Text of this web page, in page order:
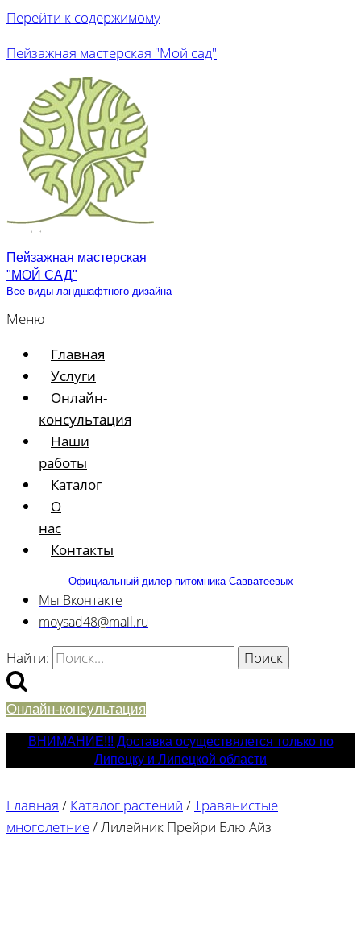
Перейти к содержимому
Пейзажная мастерская "Мой сад"
Пейзажная мастерская
"МОЙ САД"
Все виды ландшафтного дизайна
Меню
Главная
Услуги
Онлайн-
консультация
Наши
работы
Каталог
О
нас
Контакты
Официальный дилер питомника Савватеевых
Мы Вконтакте
moysad48@mail.ru
Найти:
Онлайн-консультация
ВНИМАНИЕ!!! Доставка осуществялется только по
Липецку и Липецкой области
Главная / Каталог растений /Травянистые
многолетние/Лилейник Прейри Блю Айз